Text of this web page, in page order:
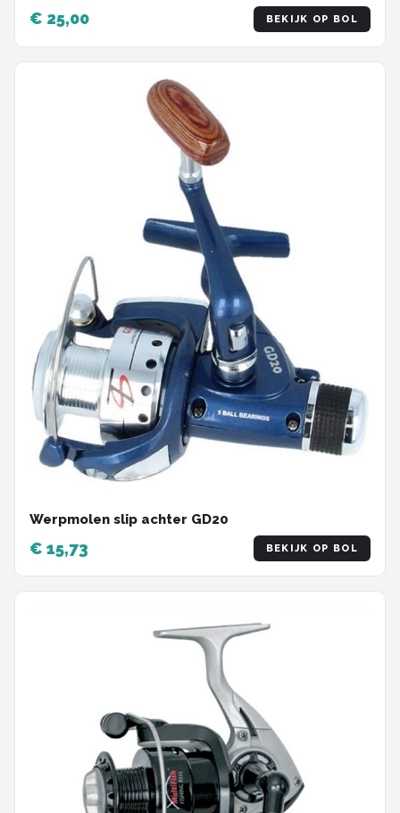
€ 25,00 BEKIJK OP BOL
Werpmolen slip achter GD20
€ 15,73 BEKIJK OP BOL